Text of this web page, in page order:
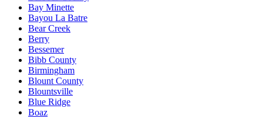
Bay Minette
Bayou La Batre
Bear Creek
Berry
Bessemer
Bibb County
Birmingham
Blount County
Blountsville
Blue Ridge
Boaz